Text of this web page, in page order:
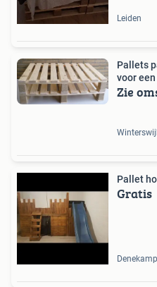
Leiden
Pallets
voor
Zie
Gratis
Denekamp